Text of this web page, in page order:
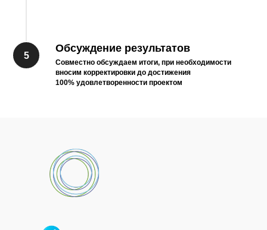
Обсуждение результатов
Совместно обсуждаем итоги, при необходимости
вносим корректировки до достижения
100% удовлетворенности проектом